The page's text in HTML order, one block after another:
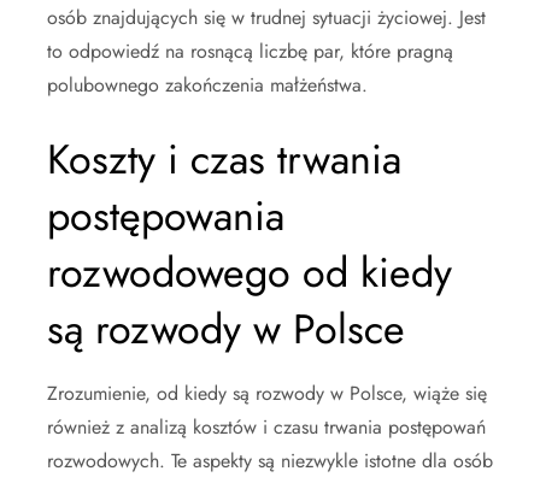
osób znajdujących się w trudnej sytuacji życiowej. Jest
to odpowiedź na rosnącą liczbę par, które pragną
polubownego zakończenia małżeństwa.
Koszty i czas trwania
postępowania
rozwodowego od kiedy
są rozwody w Polsce
Zrozumienie, od kiedy są rozwody w Polsce, wiąże się
również z analizą kosztów i czasu trwania postępowań
rozwodowych. Te aspekty są niezwykle istotne dla osób